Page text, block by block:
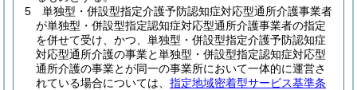
5
単独型・併設型指定介護予防認知症対応型通所介護事業者
が単独型・併設型指定認知症対応型通所介護事業者の指定
を併せて受け、かつ、単独型・併設型指定介護予防認知症
対応型通所介護の事業と単独型・併設型指定認知症対応型
通所介護の事業とが同一の事業所において一体的に運営さ
れている場合については、 指定地域密着型サービス基準条